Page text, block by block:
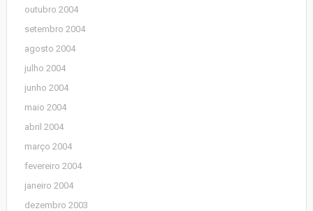
outubro 2004
setembro 2004
agosto 2004
julho 2004
junho 2004
maio 2004
abril 2004
março 2004
fevereiro 2004
janeiro 2004
dezembro 2003